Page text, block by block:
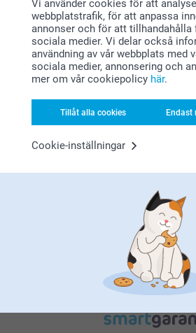
Vi använder cookies för att
webbplatstrafik, för att anpassa
annonser och för att
sociala medier. Vi delar också
användning av vår webbplats med
sociala medier, annonsering och
mer om vår cookiepolicy här.
Tillåt alla cookies Endast
Cookie-inställningar
(3 omdömen) (5
Tröja med eget tryck för
barn
Mer än 10 varianter
(1 omdömen)